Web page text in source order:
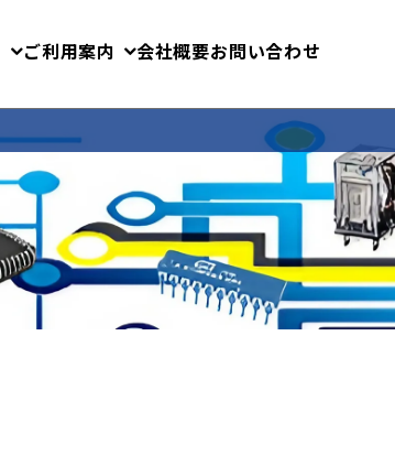
ご利用案内 会社概要お問い合わせ